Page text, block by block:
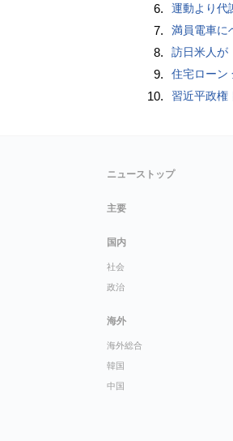
6. 運動より代
7. 満員電車に
8. 訪日米人が
9. 住宅ローン
10. 習近平政権
ニューストップ
主要
国内
社会
政治
海外
海外総合
韓国
中国